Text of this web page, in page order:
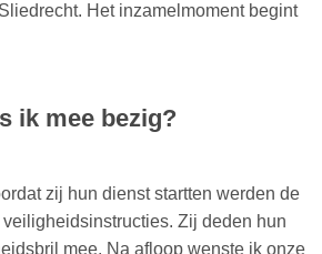
Het inzamelmoment begint
ik mee bezig?
zij hun dienst startten werden de
Zij deden hun
mee. Na afloop wenste ik onze